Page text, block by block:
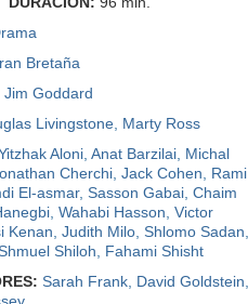
Bretaña
Jim Goddard
Livingstone Marty Ross
Aloni Anat Barzilai Michal
Cherchi Jack Cohen
Rami
El-asmar, Sasson Gabai Chaim
Wahabi Hasson Victor
Kenan Judith Milo Shlomo Sadan
Shiloh
Fahami Shisht
Sarah Frank David Goldstein